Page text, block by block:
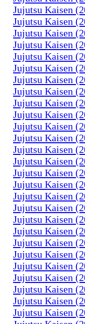
Jujutsu Kaisen
Jujutsu Kaisen
Jujutsu Kaisen
Jujutsu Kaisen
Jujutsu Kaisen
Jujutsu Kaisen
Jujutsu Kaisen
Jujutsu Kaisen
Jujutsu Kaisen
Jujutsu Kaisen
Jujutsu Kaisen
Jujutsu Kaisen
Jujutsu Kaisen
Jujutsu Kaisen
Jujutsu Kaisen
Jujutsu Kaisen
Jujutsu Kaisen
Jujutsu Kaisen
Jujutsu Kaisen
Jujutsu Kaisen
Jujutsu Kaisen
Jujutsu Kaisen
Jujutsu Kaisen
Jujutsu Kaisen
Jujutsu Kaisen
Jujutsu Kaisen
Jujutsu Kaisen